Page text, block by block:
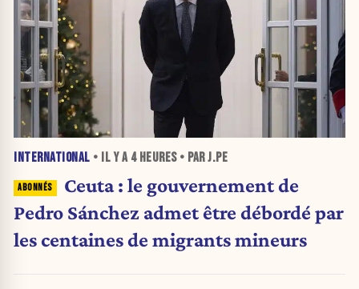
INTERNATIONAL • IL Y A 4 HEURES• PAR J.PE
Ceuta : le gouvernement de
Pedro Sánchez admet être débordé par
les centaines de migrants mineurs